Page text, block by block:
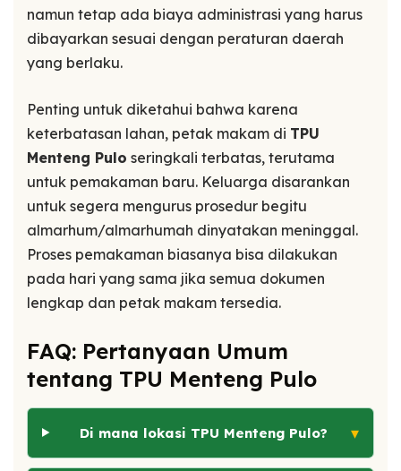
namun tetap ada biaya administrasi yang harus
dibayarkan sesuai dengan peraturan daerah
yang berlaku.
Penting untuk diketahui bahwa karena
keterbatasan lahan, petak makam di TPU
Menteng Pulo seringkali terbatas, terutama
untuk pemakaman baru. Keluarga disarankan
untuk segera mengurus prosedur begitu
almarhum/almarhumah dinyatakan meninggal.
Proses pemakaman biasanya bisa dilakukan
pada hari yang sama jika semua dokumen
lengkap dan petak makam tersedia.
FAQ: Pertanyaan Umum
tentang TPU Menteng Pulo
Di mana lokasi TPU Menteng Pulo? ▾